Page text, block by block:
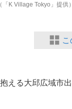
K Village Tokyo」提供）
こ
える大邱広域市